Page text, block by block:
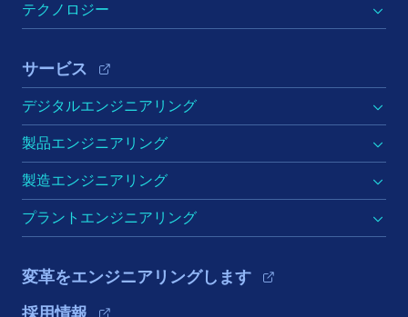
テクノロジー
サービス
デジタルエンジニアリング
製品エンジニアリング
製造エンジニアリング
プラントエンジニアリング
変革をエンジニアリングします